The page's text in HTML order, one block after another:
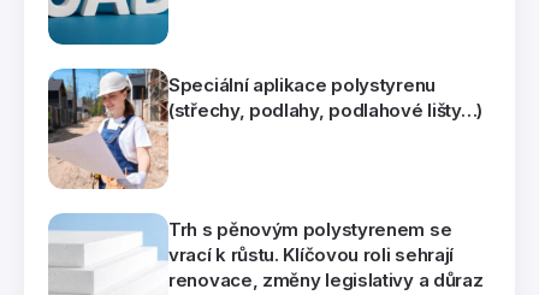
Speciální aplikace polystyrenu
(střechy, podlahy, podlahové lišty…)
Trh s pěnovým polystyrenem se
vrací k růstu. Klíčovou roli sehrají
renovace, změny legislativy a důraz